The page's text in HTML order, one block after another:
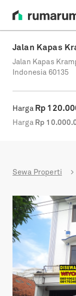
Jalan Kapas
Jalan Kapas
Indonesia 60135
Harga Rp
Harga Rp
Sewa Properti